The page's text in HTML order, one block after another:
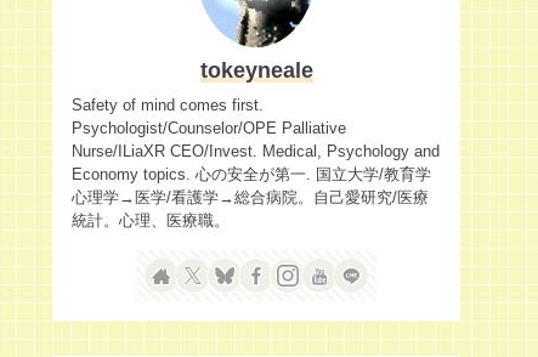
tokeyneale
Safety of mind comes first.
Psychologist/Counselor/OPE Palliative
Nurse/ILiaXR CEO/Invest. Medical, Psychology and
Economy topics. 心の安全が第一. 国立大学/教育学
心理学→医学/看護学→総合病院。自己愛研究/医療
統計。心理、医療職。